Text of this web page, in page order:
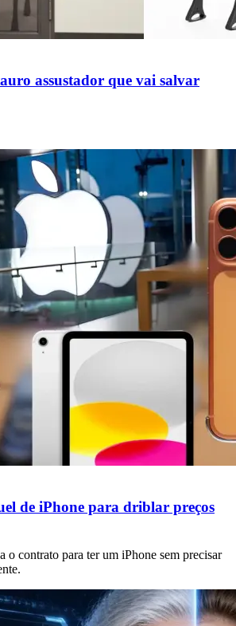
assustador que vai salvar
de iPhone para driblar preços
o contrato para ter um iPhone sem precisar